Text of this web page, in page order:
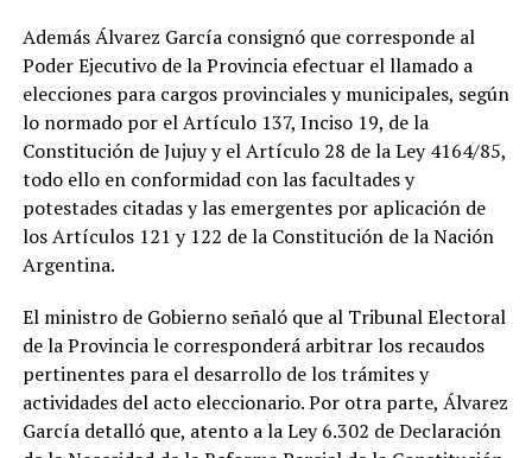
Además Álvarez García consignó que corresponde al
Poder Ejecutivo de la Provincia efectuar el llamado a
elecciones para cargos provinciales y municipales, según
lo normado por el Artículo 137, Inciso 19, de la
Constitución de Jujuy y el Artículo 28 de la Ley 4164/85,
todo ello en conformidad con las facultades y
potestades citadas y las emergentes por aplicación de
los Artículos 121 y 122 de la Constitución de la Nación
Argentina.
El ministro de Gobierno señaló que al Tribunal Electoral
de la Provincia le corresponderá arbitrar los recaudos
pertinentes para el desarrollo de los trámites y
actividades del acto eleccionario. Por otra parte, Álvarez
García detalló que, atento a la Ley 6.302 de Declaración